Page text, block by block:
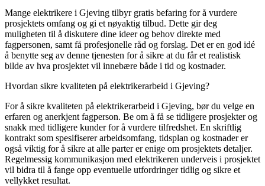
Mange elektrikere i Gjeving tilbyr gratis befaring for å vurdere
prosjektets omfang og gi et nøyaktig tilbud. Dette gir deg
muligheten til å diskutere dine ideer og behov direkte med
fagpersonen, samt få profesjonelle råd og forslag. Det er en god idé
å benytte seg av denne tjenesten for å sikre at du får et realistisk
bilde av hva prosjektet vil innebære både i tid og kostnader.
Hvordan sikre kvaliteten på elektrikerarbeid i Gjeving?
For å sikre kvaliteten på elektrikerarbeid i Gjeving, bør du velge en
erfaren og anerkjent fagperson. Be om å få se tidligere prosjekter og
snakk med tidligere kunder for å vurdere tilfredshet. En skriftlig
kontrakt som spesifiserer arbeidsomfang, tidsplan og kostnader er
også viktig for å sikre at alle parter er enige om prosjektets detaljer.
Regelmessig kommunikasjon med elektrikeren underveis i prosjektet
vil bidra til å fange opp eventuelle utfordringer tidlig og sikre et
vellykket resultat.